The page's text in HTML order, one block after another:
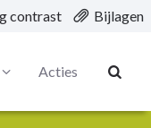
contrast Bijlagen
Acties